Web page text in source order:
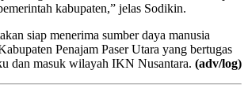
kabupaten,” jelas Sodikin.
siap menerima sumber daya manusia
Penajam Paser Utara yang bertugas
dan masuk wilayah IKN Nusantara. (adv/log)